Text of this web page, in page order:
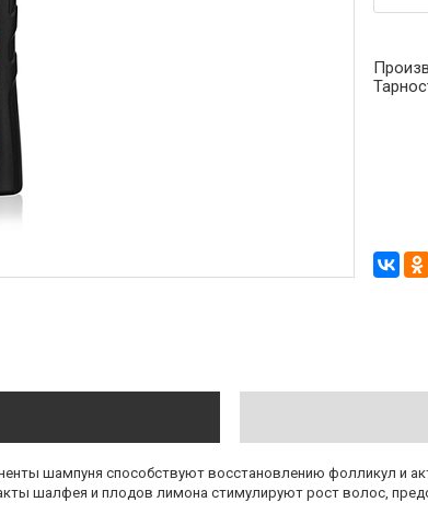
шампуня способствуют восстановлению фолликул и
шалфея и плодов лимона стимулируют рост волос,